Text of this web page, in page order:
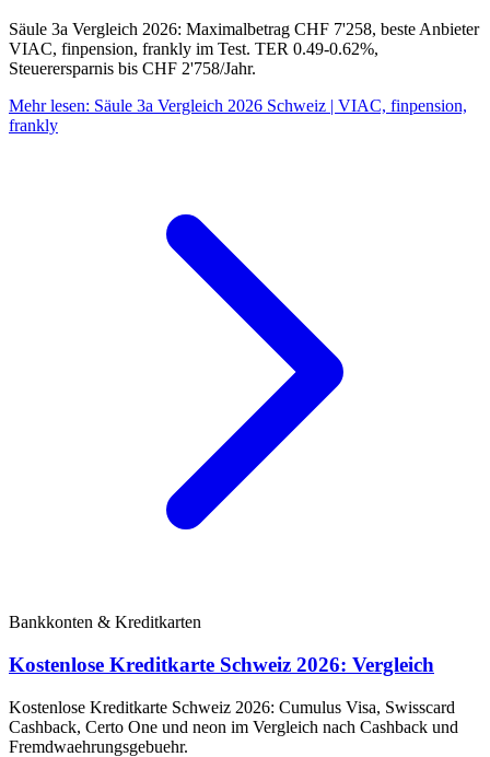
Säule 3a Vergleich 2026: Maximalbetrag CHF 7'258, beste Anbieter
VIAC, finpension, frankly im Test. TER 0.49-0.62%,
Steuerersparnis bis CHF 2'758/Jahr.
Mehr lesen: Säule 3a Vergleich 2026 Schweiz | VIAC, finpension,
frankly
Bankkonten & Kreditkarten
Kostenlose Kreditkarte Schweiz 2026: Vergleich
Kostenlose Kreditkarte Schweiz 2026: Cumulus Visa, Swisscard
Cashback, Certo One und neon im Vergleich nach Cashback und
Fremdwaehrungsgebuehr.